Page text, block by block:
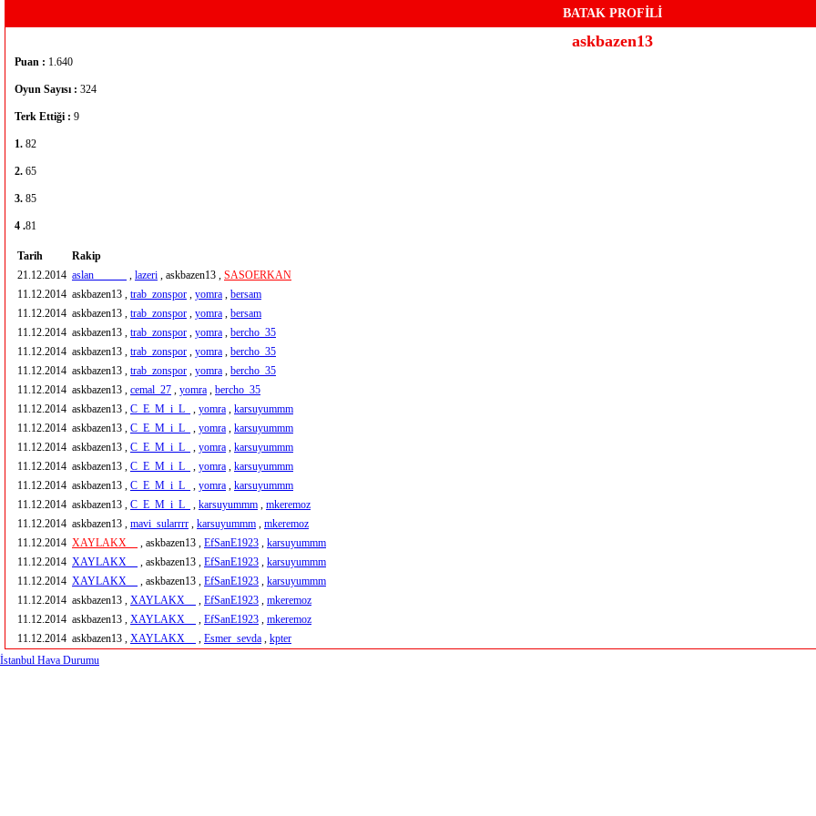
BATAK PROFİLİ
askbazen13
Puan : 1.640
Oyun Sayısı : 324
Terk Ettiği : 9
1. 82
2. 65
3. 85
4 .81
Tarih Rakip
21.12.2014 aslan______ , lazeri , askbazen13 , SASOERKAN
11.12.2014 askbazen13 , trab_zonspor , yomra , bersam
11.12.2014 askbazen13 , trab_zonspor , yomra , bersam
11.12.2014 askbazen13 , trab_zonspor , yomra , bercho_35
11.12.2014 askbazen13 , trab_zonspor , yomra , bercho_35
11.12.2014 askbazen13 , trab_zonspor , yomra , bercho_35
11.12.2014 askbazen13 , cemal_27 , yomra , bercho_35
11.12.2014 askbazen13 , C_E_M_i_L_ , yomra , karsuyummm
11.12.2014 askbazen13 , C_E_M_i_L_ , yomra , karsuyummm
11.12.2014 askbazen13 , C_E_M_i_L_ , yomra , karsuyummm
11.12.2014 askbazen13 , C_E_M_i_L_ , yomra , karsuyummm
11.12.2014 askbazen13 , C_E_M_i_L_ , yomra , karsuyummm
11.12.2014 askbazen13 , C_E_M_i_L_ , karsuyummm , mkeremoz
11.12.2014 askbazen13 , mavi_sularrrr , karsuyummm , mkeremoz
11.12.2014 XAYLAKX__ , askbazen13 , EfSanE1923 , karsuyummm
11.12.2014 XAYLAKX__ , askbazen13 , EfSanE1923 , karsuyummm
11.12.2014 XAYLAKX__ , askbazen13 , EfSanE1923 , karsuyummm
11.12.2014 askbazen13 , XAYLAKX__ , EfSanE1923 , mkeremoz
11.12.2014 askbazen13 , XAYLAKX__ , EfSanE1923 , mkeremoz
11.12.2014 askbazen13 , XAYLAKX__ , Esmer_sevda , kpter
İstanbul Hava Durumu